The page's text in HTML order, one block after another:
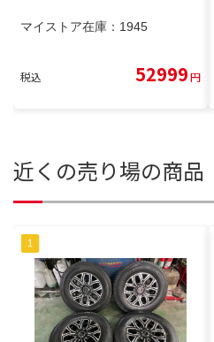
マイストア在庫： 1945
税込 52999円
近くの売り場の商品